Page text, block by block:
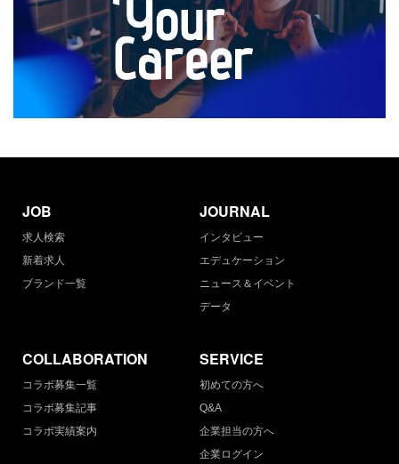
JOB
求人検索
新着求人
ブランド一覧
JOURNAL
インタビュー
エデュケーション
ニュース＆イベント
データ
COLLABORATION
コラボ募集一覧
コラボ募集記事
コラボ実績案内
SERVICE
初めての方へ
Q&A
企業担当の方へ
企業ログイン